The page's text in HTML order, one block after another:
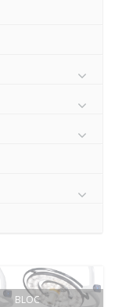
BLOC